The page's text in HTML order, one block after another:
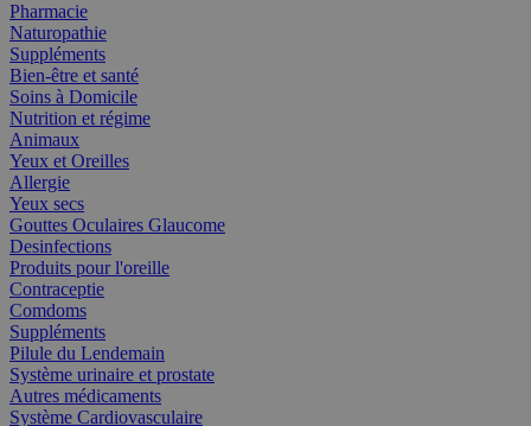
Pharmacie
Naturopathie
Suppléments
Bien-être et santé
Soins à Domicile
Nutrition et régime
Animaux
Yeux et Oreilles
Allergie
Yeux secs
Gouttes Oculaires Glaucome
Desinfections
Produits pour l'oreille
Contraceptie
Comdoms
Suppléments
Pilule du Lendemain
Système urinaire et prostate
Autres médicaments
Système Cardiovasculaire